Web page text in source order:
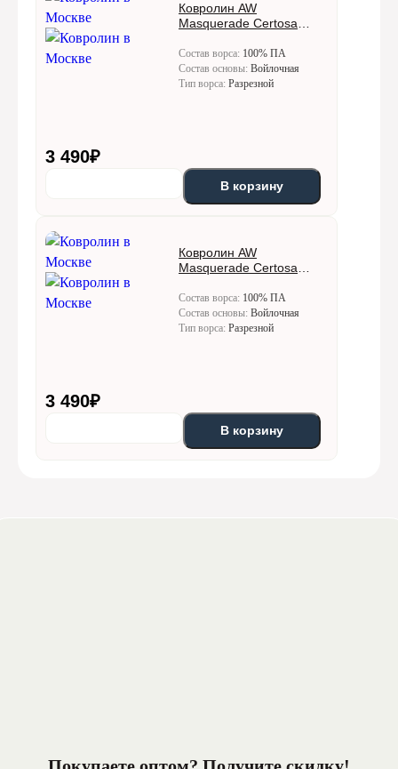
Ковролин AW
Masquerade Certosa
Состав ворса: 100% ПА
Состав основы: Войлочная
Тип ворса: Разрезной
3 490₽
В корзину
Ковролин AW
Masquerade Certosa
Состав ворса: 100% ПА
Состав основы: Войлочная
Тип ворса: Разрезной
3 490₽
В корзину